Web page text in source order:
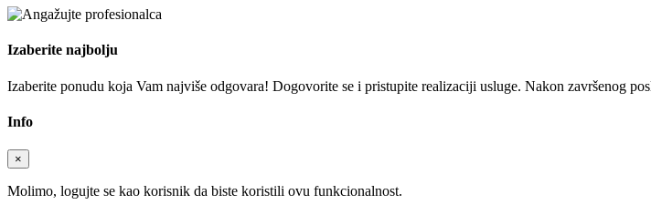
Izaberite najbolju
Izaberite ponudu koja Vam najviše odgovara! Dogovorite se i pristupite realizaciji usluge. Nakon završenog
Info
×
Molimo, logujte se kao korisnik da biste koristili ovu funkcionalnost.